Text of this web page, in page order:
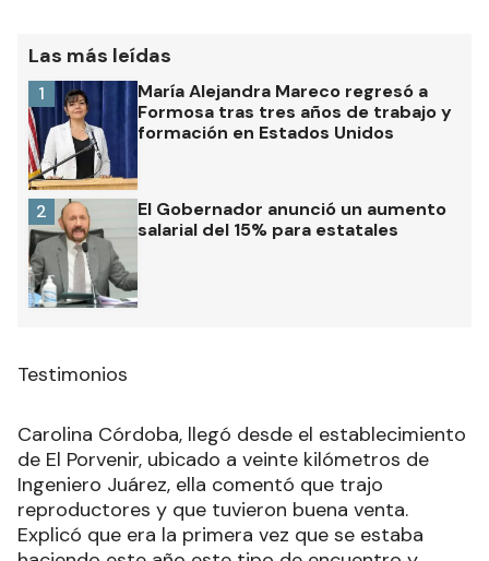
Las más leídas
María Alejandra Mareco regresó a
Formosa tras tres años de trabajo y
formación en Estados Unidos
1
El Gobernador anunció un aumento
salarial del 15% para estatales
2
Testimonios
Carolina Córdoba, llegó desde el establecimiento
de El Porvenir, ubicado a veinte kilómetros de
Ingeniero Juárez, ella comentó que trajo
reproductores y que tuvieron buena venta.
Explicó que era la primera vez que se estaba